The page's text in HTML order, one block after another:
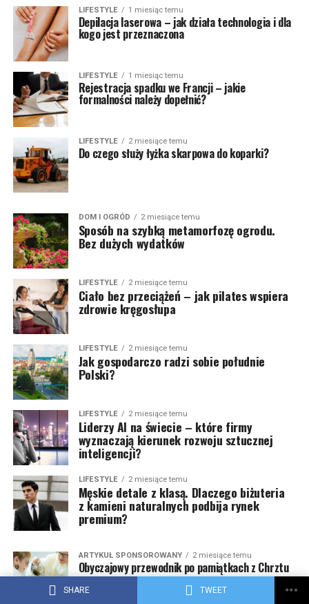
SHARE TWEET
LIFESTYLE 1 miesiąc temu
Depilacja laserowa – jak działa technologia i dla
kogo jest przeznaczona
LIFESTYLE 1 miesiąc temu
Rejestracja spadku we Francji – jakie
formalności należy dopełnić?
LIFESTYLE 2 miesiące temu
Do czego służy łyżka skarpowa do koparki?
DOM I OGRÓD 2 miesiące temu
Sposób na szybką metamorfozę ogrodu.
Bez dużych wydatków
LIFESTYLE 2 miesiące temu
Ciało bez przeciążeń – jak pilates wspiera
zdrowie kręgosłupa
LIFESTYLE 2 miesiące temu
Jak gospodarczo radzi sobie południe
Polski?
LIFESTYLE 2 miesiące temu
Liderzy AI na świecie – które firmy
wyznaczają kierunek rozwoju sztucznej
inteligencji?
LIFESTYLE 2 miesiące temu
Męskie detale z klasą. Dlaczego biżuteria
z kamieni naturalnych podbija rynek
premium?
ARTYKUŁ SPONSOROWANY 2 miesiące temu
Obyczajowy przewodnik po pamiątkach z Chrztu